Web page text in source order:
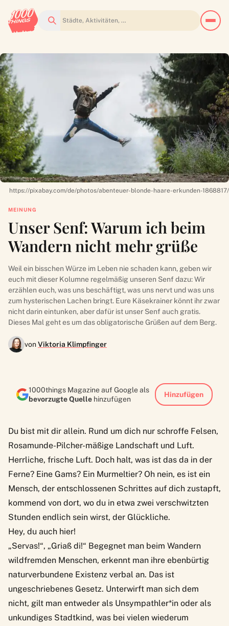
Suchen
https://pixabay.com/de/photos/abenteuer-blonde-haare-erkunden-1868817/
MEINUNG
Unser Senf: Warum ich beim
Wandern nicht mehr grüße
Weil ein bisschen Würze im Leben nie schaden kann, geben wir
euch mit dieser Kolumne regelmäßig unseren Senf dazu: Wir
erzählen euch, was uns beschäftigt, was uns nervt und was uns
zum hysterischen Lachen bringt. Eure Käsekrainer könnt ihr zwar
nicht darin eintunken, aber dafür ist unser Senf auch gratis.
Dieses Mal geht es um das obligatorische Grüßen auf dem Berg.
vonViktoria Klimpfinger
1000things Magazine auf Google als
bevorzugte Quelle hinzufügen
Hinzufügen
Du bist mit dir allein. Rund um dich nur schroffe Felsen,
Rosamunde-Pilcher-mäßige Landschaft und Luft.
Herrliche, frische Luft. Doch halt, was ist das da in der
Ferne? Eine Gams? Ein Murmeltier? Oh nein, es ist ein
Mensch, der entschlossenen Schrittes auf dich zustapft,
kommend von dort, wo du in etwa zwei verschwitzten
Stunden endlich sein wirst, der Glückliche.
Hey, du auch hier!
„Servas!“, „Griaß di!“ Begegnet man beim Wandern
wildfremden Menschen, erkennt man ihre ebenbürtig
naturverbundene Existenz verbal an. Das ist
ungeschriebenes Gesetz. Unterwirft man sich dem
nicht, gilt man entweder als Unsympathler*in oder als
unkundiges Stadtkind, was bei vielen wiederum